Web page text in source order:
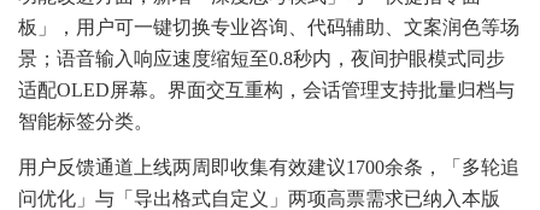
板」，用户可一键切换专业咨询、代码辅助、文案润色等场
景；语音输入响应速度缩短至0.8秒内，夜间护眼模式同步
适配OLED屏幕。界面交互重构，会话管理支持批量归档与
智能标签分类。
用户反馈通道上线两周即收集有效建议1700余条，「多轮追
问优化」与「导出格式自定义」两项高票需求已纳入本版